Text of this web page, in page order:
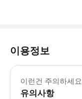
이용정보
이런건 주의하세요
유의사항